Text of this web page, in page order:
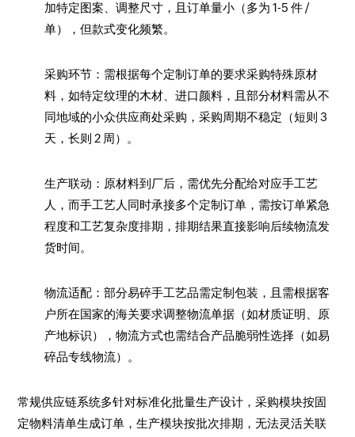
加特定图案、调整尺寸，且订单量小（多为 1-5 件 /
单），但款式变化频繁。
采购环节：需根据每个定制订单的要求采购特殊原材
料，如特定纹理的木材、进口颜料，且部分材料需从不
同地域的小众供应商处采购，采购周期不稳定（短则 3
天，长则 2 周）。
生产联动：原材料到厂后，需优先分配给对应手工艺
人，而手工艺人同时承接多个定制订单，需按订单紧急
程度和工艺复杂度排期，排期结果直接影响后续物流发
货时间。
物流适配：部分易碎手工艺品需定制包装，且需根据客
户所在国家的海关要求调整物流单据（如材质证明、原
产地标识），物流方式也需结合产品脆弱性选择（如易
碎品专线物流）。
常规供应链系统多针对标准化批量生产设计，采购模块按固
定物料清单生成订单，生产模块按批次排期，无法灵活关联